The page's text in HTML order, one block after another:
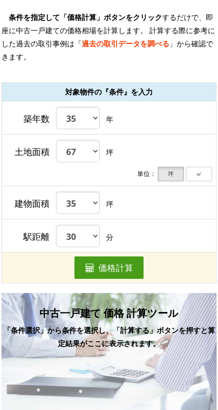
条件を指定して「価格計算」ボタンをクリックするだけで、即
座に中古一戸建ての価格相場を計算します。 計算する際に参考に
した過去の取引事例は「過去の取引データを調べる 」から確認で
きます。
対象物件の『条件』を入力
築年数 年
土地面積 坪
単位： 坪 ㎡
建物面積 坪
駅距離 分
価格計算
中古一戸建て 価格 計算ツール
「条件選択」から条件を選択し、「計算する」ボタンを押すと算
定結果がここに表示されます。